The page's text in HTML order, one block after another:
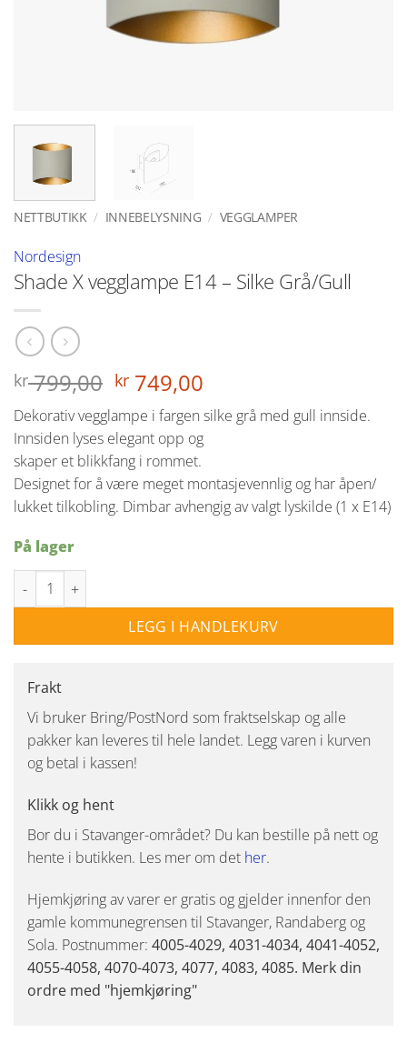
NETTBUTIKK / INNEBELYSNING / VEGGLAMPER
Nordesign
Shade X vegglampe E14 – Silke Grå/Gull
kr799,00 Opprinnelig
var:
kr 799,00.
kr 749,00
pris
er:
kr 749,00.
Dekorativ vegglampe i fargen silke grå med gull innside.
Innsiden lyses elegant opp og
skaper et blikkfang i rommet.
Designet for å være meget montasjevennlig og har åpen/
lukket tilkobling. Dimbar avhengig av valgt lyskilde (1 x E14)
På lager
Shade X vegglampe E14 - Silke Grå/Gull antall
LEGG I HANDLEKURV
Frakt
Vi bruker Bring/PostNord som fraktselskap og alle
pakker kan leveres til hele landet. Legg varen i kurven
og betal i kassen!
Klikk og hent
Bor du i Stavanger-området? Du kan bestille på nett og
hente i butikken. Les mer om det her.
Hjemkjøring av varer er gratis og gjelder innenfor den
gamle kommunegrensen til Stavanger, Randaberg og
Sola. Postnummer: 4005-4029, 4031-4034, 4041-4052,
4055-4058, 4070-4073, 4077, 4083, 4085. Merk din
ordre med "hjemkjøring"